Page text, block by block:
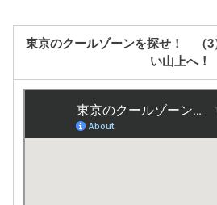
東京のクールゾーンを探せ！ （3
い山上へ！